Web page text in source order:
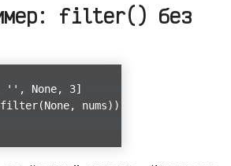
filter() без
'', None, 3]
nums))